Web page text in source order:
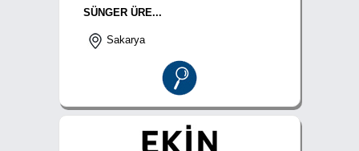
SÜNGER ÜRE...
Sakarya